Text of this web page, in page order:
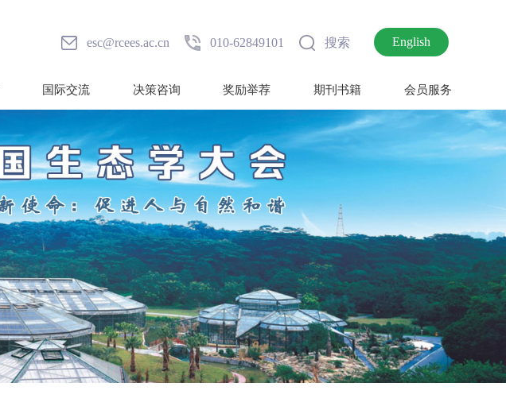
esc@rcees.ac.cn 010-62849101 搜索 English
国际交流 决策咨询 奖励举荐 期刊书籍 会员服务